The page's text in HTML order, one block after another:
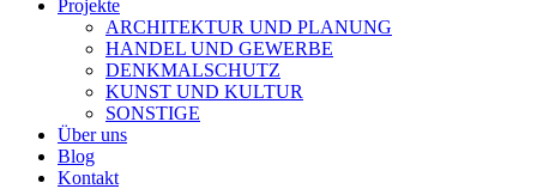
Projekte
ARCHITEKTUR UND PLANUNG
HANDEL UND GEWERBE
DENKMALSCHUTZ
KUNST UND KULTUR
SONSTIGE
Über uns
Blog
Kontakt